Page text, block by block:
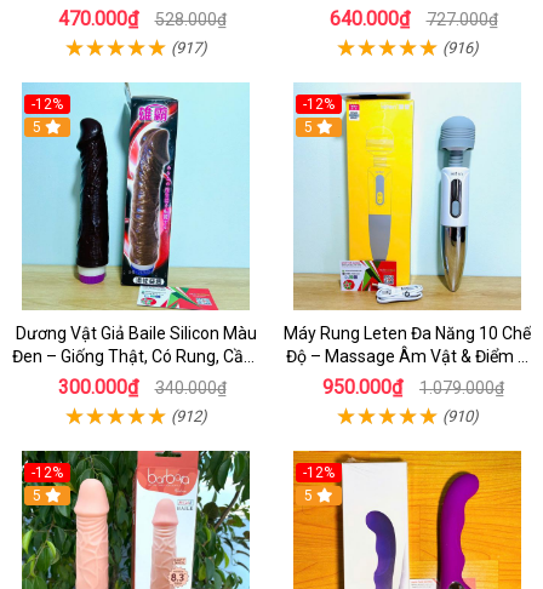
Thật
470.000₫ 528.000₫
(917)
Chế Độ Cực Kích Thích
640.000₫ 727.000₫
(916)
-12%
5
Dương Vật Giả Baile Silicon Màu
Đen – Giống Thật, Có Rung, Cầm
Tay Giá Rẻ
300.000₫ 340.000₫
(912)
-12%
5
Máy Rung Leten Đa Năng 10 Chế
Độ – Massage Âm Vật & Điểm G
Cực Phê Cho Nữ
950.000₫ 1.079.000₫
(910)
-12%
5
-12%
5